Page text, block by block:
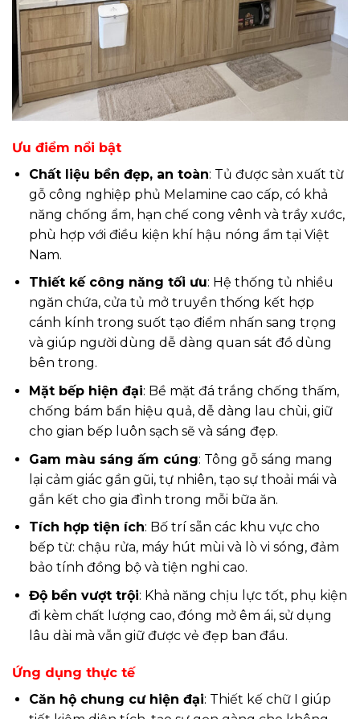
Ưu điểm nổi bật
Chất liệu bền đẹp, an toàn: Tủ được sản xuất từ
gỗ công nghiệp phủ Melamine cao cấp, có khả
năng chống ẩm, hạn chế cong vênh và trầy xước,
phù hợp với điều kiện khí hậu nóng ẩm tại Việt
Nam.
Thiết kế công năng tối ưu: Hệ thống tủ nhiều
ngăn chứa, cửa tủ mở truyền thống kết hợp
cánh kính trong suốt tạo điểm nhấn sang trọng
và giúp người dùng dễ dàng quan sát đồ dùng
bên trong.
Mặt bếp hiện đại: Bề mặt đá trắng chống thấm,
chống bám bẩn hiệu quả, dễ dàng lau chùi, giữ
cho gian bếp luôn sạch sẽ và sáng đẹp.
Gam màu sáng ấm cúng: Tông gỗ sáng mang
lại cảm giác gần gũi, tự nhiên, tạo sự thoải mái và
gắn kết cho gia đình trong mỗi bữa ăn.
Tích hợp tiện ích: Bố trí sẵn các khu vực cho
bếp từ: chậu rửa, máy hút mùi và lò vi sóng, đảm
bảo tính đồng bộ và tiện nghi cao.
Độ bền vượt trội: Khả năng chịu lực tốt, phụ kiện
đi kèm chất lượng cao, đóng mở êm ái, sử dụng
lâu dài mà vẫn giữ được vẻ đẹp ban đầu.
Ứng dụng thực tế
Căn hộ chung cư hiện đại: Thiết kế chữ I giúp